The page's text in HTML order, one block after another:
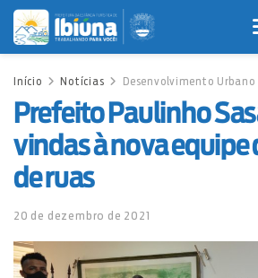
Início Notícias Desenvolvimento Urbano
Prefeito Paulinho
vindas à nova equipe
de ruas
20 de dezembro de 2021